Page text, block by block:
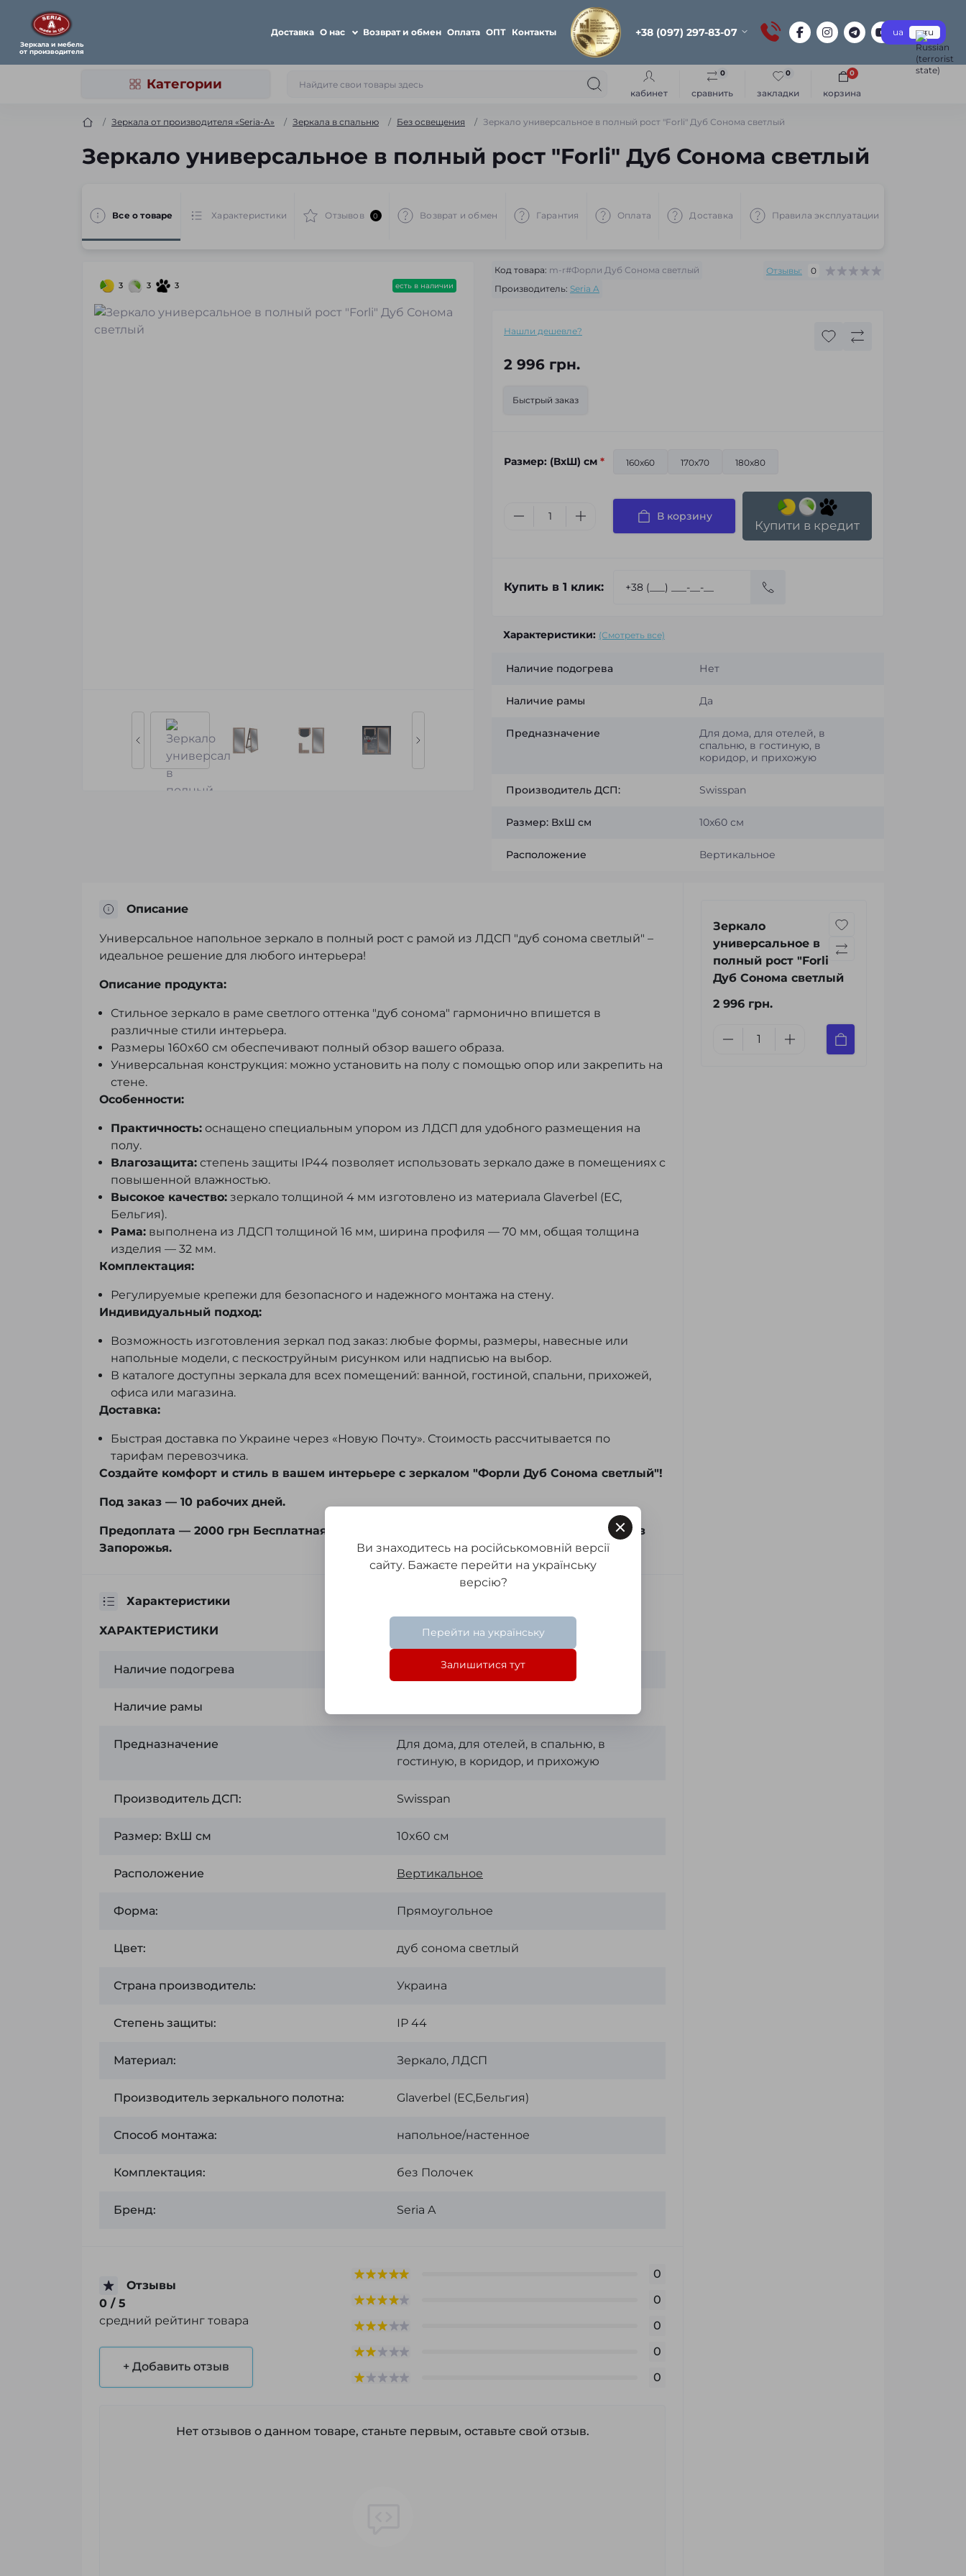
Зеркала и мебель
от производителя
Доставка О нас Возврат и обмен Оплата ОПТ Контакты +38 (097) 297-83-07 ua ru
Категории
кабинет сравнить
0
закладки
0
корзина
0
Зеркала от производителя «Seria-A» Зеркала в спальню Без освещения Зеркало универсальное в полный рост "Forli" Дуб Сонома светлый
Зеркало универсальное в полный рост "Forli" Дуб Сонома светлый
Все о товаре Характеристики Отзывов 0 Возврат и обмен Гарантия Оплата Доставка Правила эксплуатации
3 3 3 есть в наличии
Код товара: m-r#Форли Дуб Сонома светлый
Производитель: Seria A
Отзывы: 0
Нашли дешевле?
2 996 грн.
Быстрый заказ
Размер: (ВхШ) см * 160x60 170x70 180x80
В корзину
Купити в кредит
Купить в 1 клик:
Характеристики: (Смотреть все)
Наличие подогрева Нет
Наличие рамы Да
Предназначение
Для дома, для отелей, в
спальню, в гостиную, в
коридор, и прихожую
Производитель ДСП: Swisspan
Размер: ВxШ см 10x60 см
Расположение Вертикальное
Описание
Универсальное напольное зеркало в полный рост с рамой из ЛДСП "дуб сонома светлый" –
идеальное решение для любого интерьера!
Описание продукта:
Стильное зеркало в раме светлого оттенка "дуб сонома" гармонично впишется в
различные стили интерьера.
Размеры 160x60 см обеспечивают полный обзор вашего образа.
Универсальная конструкция: можно установить на полу с помощью опор или закрепить на
стене.
Особенности:
Практичность: оснащено специальным упором из ЛДСП для удобного размещения на
полу.
Влагозащита: степень защиты IP44 позволяет использовать зеркало даже в помещениях с
повышенной влажностью.
Высокое качество: зеркало толщиной 4 мм изготовлено из материала Glaverbel (ЕС,
Бельгия).
Рама: выполнена из ЛДСП толщиной 16 мм, ширина профиля — 70 мм, общая толщина
изделия — 32 мм.
Комплектация:
Регулируемые крепежи для безопасного и надежного монтажа на стену.
Индивидуальный подход:
Возможность изготовления зеркал под заказ: любые формы, размеры, навесные или
напольные модели, с пескоструйным рисунком или надписью на выбор.
В каталоге доступны зеркала для всех помещений: ванной, гостиной, спальни, прихожей,
офиса или магазина.
Доставка:
Быстрая доставка по Украине через «Новую Почту». Стоимость рассчитывается по
тарифам перевозчика.
Создайте комфорт и стиль в вашем интерьере с зеркалом "Форли Дуб Сонома светлый"!
Под заказ — 10 рабочих дней.
Предоплата — 2000 грн Бесплатная доставка на отделение Новой почты. Отправка из
Запорожья.
Характеристики
ХАРАКТЕРИСТИКИ
Наличие подогрева
Наличие рамы
Предназначение
Для дома, для отелей, в спальню, в
гостиную, в коридор, и прихожую
Производитель ДСП: Swisspan
Размер: ВxШ см 10x60 см
Расположение Вертикальное
Форма: Прямоугольное
Цвет: дуб сонома светлый
Страна производитель: Украина
Степень защиты: ІР 44
Материал: Зеркало, ЛДСП
Производитель зеркального полотна: Glaverbel (ЕС,Бельгия)
Способ монтажа: напольное/настенное
Комплектация: без Полочек
Бренд: Seria A
Отзывы
0 / 5
средний рейтинг товара
+ Добавить отзыв
0
0
0
0
0
Нет отзывов о данном товаре, станьте первым, оставьте свой отзыв.
Зеркало
универсальное в
полный рост "Forli"
Дуб Сонома светлый
2 996 грн.
Ви знаходитесь на російськомовній версії
сайту. Бажаєте перейти на українську
версію?
Перейти на українську
Залишитися тут